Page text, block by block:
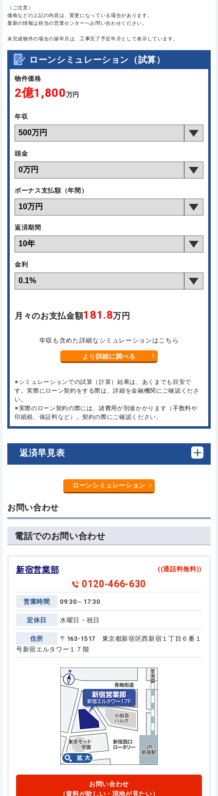
（ご注意）
価格などの上記の内容は、変更になっている場合があります。
最新の情報は担当の営業センターへお問い合わせください。
未完成物件の場合の築年月は、工事完了予定年月として表示しています。
ローンシミュレーション（試算）
物件価格
2億1,800万円
年収
頭金
ボーナス支払額（年間）
返済期間
金利
月々のお支払金額181.8万円
年収も含めた詳細なシミュレーションはこちら
より詳細に調べる
※シミュレーションでの試算（計算）結果は、あくまでも目安で
す。実際にローン契約をする際は、詳細を金融機関にご確認くださ
い。
※実際のローン契約の際には、諸費用が別途かかります（手数料や
印紙税、保証料など）。契約の際にご確認ください。
返済早見表
ローンシミュレーション
お問い合わせ
電話でのお問い合わせ
新宿営業部 ((通話料無料))
0120-466-630
営業時間 09:30～17:30
定休日 水曜日・祝日
住所
〒163-1517 東京都新宿区西新宿１丁目６番１
号新宿エルタワー１７階
お問い合わせ
（資料が欲しい・現地が見たい）